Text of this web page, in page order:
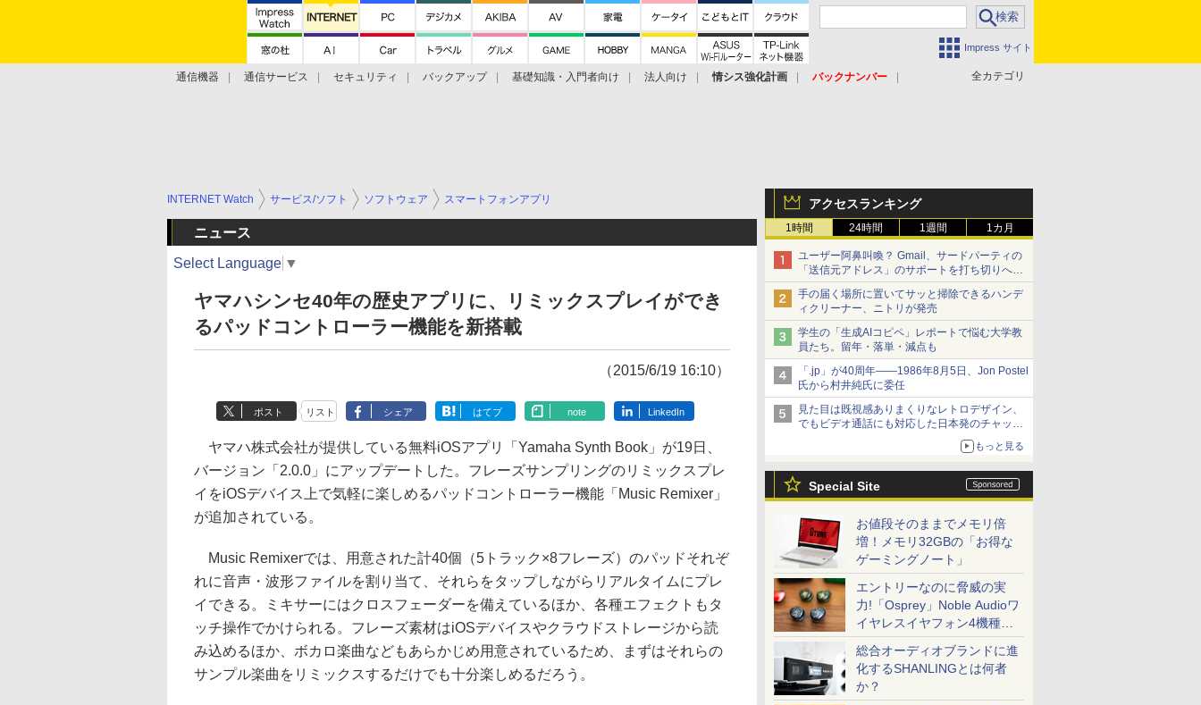
Impress サイト
全カテゴリ
通信機器 通信サービス セキュリティ バックアップ 基礎知識・入門者向け 法人向け 情シス強化計画
バックナンバー
アクセスランキング
1時間 24時間 1週間 1カ月
ユーザー阿鼻叫喚？ Gmail、サードパーティの
「送信元アドレス」のサポートを打ち切りへ
【やじうまWatch】
手の届く場所に置いてサッと掃除できるハンデ
ィクリーナー、ニトリが発売
学生の「生成AIコピペ」レポートで悩む大学教
員たち。留年・落単・減点も
「.jp」が40周年――1986年8月5日、Jon Postel
氏から村井純氏に委任
見た目は既視感ありまくりなレトロデザイン、
でもビデオ通話にも対応した日本発のチャット
もっと見る
Special Site
お値段そのままでメモリ倍
増！メモリ32GBの「お得な
ゲーミングノート」
エントリーなのに脅威の実
力!「Osprey」Noble Audioワ
イヤレスイヤフォン4機種を
一気に聴く
総合オーディオブランドに進
化するSHANLINGとは何者
か？
INTERNET Watch サービス/ソフト ソフトウェア スマートフォンアプリ
ニュース
Select Language ▼
ヤマハシンセ40年の歴史アプリに、リミックスプレイができ
るパッドコントローラー機能を新搭載
（2015/6/19 16:10）
ポスト リスト シェア はてブ note LinkedIn
ヤマハ株式会社が提供している無料iOSアプリ「Yamaha Synth Book」が19日、
バージョン「2.0.0」にアップデートした。フレーズサンプリングのリミックスプレ
イをiOSデバイス上で気軽に楽しめるパッドコントローラー機能「Music Remixer」
が追加されている。
Music Remixerでは、用意された計40個（5トラック×8フレーズ）のパッドそれぞ
れに音声・波形ファイルを割り当て、それらをタップしながらリアルタイムにプレ
イできる。ミキサーにはクロスフェーダーを備えているほか、各種エフェクトもタ
ッチ操作でかけられる。フレーズ素材はiOSデバイスやクラウドストレージから読
み込めるほか、ボカロ楽曲などもあらかじめ用意されているため、まずはそれらの
サンプル楽曲をリミックスするだけでも十分楽しめるだろう。